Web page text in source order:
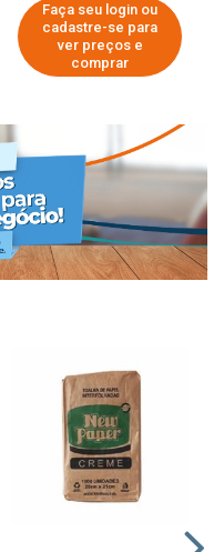
Faça seu login ou
cadastre-se para
ver preços e
comprar